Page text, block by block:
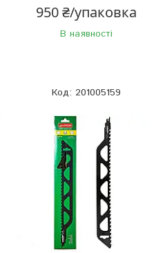
950 ₴/упаковка
В наявності
201005159